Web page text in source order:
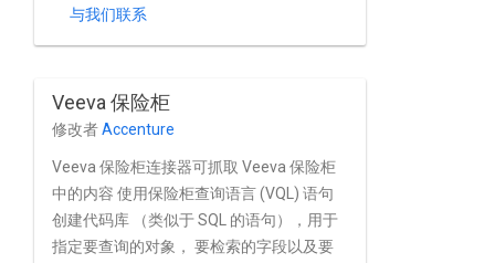
与我们联系
Veeva 保险柜
修改者Accenture
Veeva 保险柜连接器可抓取 Veeva 保险柜
中的内容 使用保险柜查询语言 (VQL) 语句
创建代码库 （类似于 SQL 的语句），用于
指定要查询的对象， 要检索的字段以及要